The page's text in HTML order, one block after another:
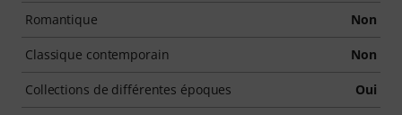
Romantique Non
Classique contemporain Non
Collections de différentes époques Oui